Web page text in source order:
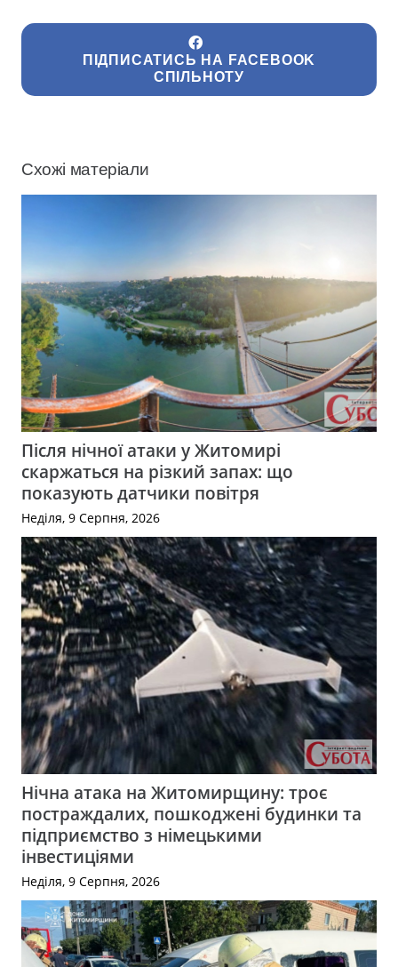
ПІДПИСАТИСЬ НА FACEBOOK
СПІЛЬНОТУ
Схожі матеріали
Після нічної атаки у Житомирі
скаржаться на різкий запах: що
показують датчики повітря
Неділя, 9 Серпня, 2026
Нічна атака на Житомирщину: троє
постраждалих, пошкоджені будинки та
підприємство з німецькими
інвестиціями
Неділя, 9 Серпня, 2026